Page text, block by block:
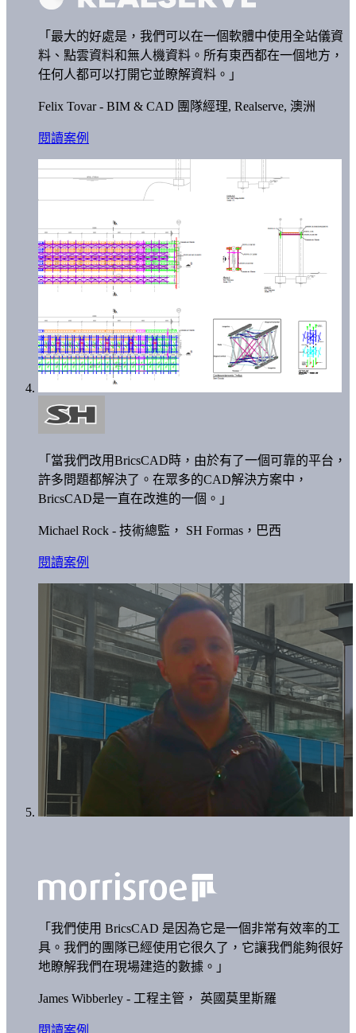
「最大的好處是，我們可以在一個軟體中使用全站儀資
料、點雲資料和無人機資料。所有東西都在一個地方，
任何人都可以打開它並瞭解資料。」
Felix Tovar - BIM & CAD 團隊經理, Realserve, 澳洲
閱讀案例
「當我們改用BricsCAD時，由於有了一個可靠的平台，
許多問題都解決了。在眾多的CAD解決方案中，
BricsCAD是一直在改進的一個。」
Michael Rock - 技術總監， SH Formas，巴西
閱讀案例
「我們使用 BricsCAD 是因為它是一個非常有效率的工
具。我們的團隊已經使用它很久了，它讓我們能夠很好
地瞭解我們在現場建造的數據。」
James Wibberley - 工程主管， 英國莫里斯羅
閱讀案例